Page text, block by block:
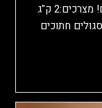
מתכון כיפי וטעים בדיוק הזמן להזמנת אורחים! מצרכים:2 ק"ג
למרינדה: 2 בצלים סגולים חתוכים